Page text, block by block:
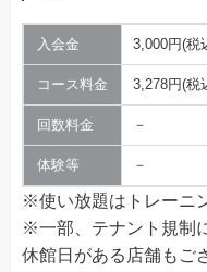
入会金 3,000円(税
コース料金 3,278円(税
回数料金 －
体験等 －
※使い放題はトレーニ
※一部、テナント規制
休館日がある店舗もご